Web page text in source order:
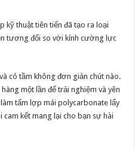
kỹ thuật tiên tiến đã tạo ra loại
tương đối so với kính cường lực
có tầm không đơn giản chút nào.
một lần để trải nghiệm và yên
tấm lợp mái polycarbonate lấy
cam kết mang lại cho bạn sự hài